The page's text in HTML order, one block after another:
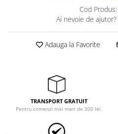
îmbrăcăminte de lucru
înaltă vizibilitate hi-vis
Hanorace
Pantaloni scurti
Salopetă cu pieptar
Tricouri
Cod Produs:
Ai nevoie de ajutor?
Adauga la Favorite
TRANSPORT GRATUIT
Pentru comenzi mai mari de 300 lei.